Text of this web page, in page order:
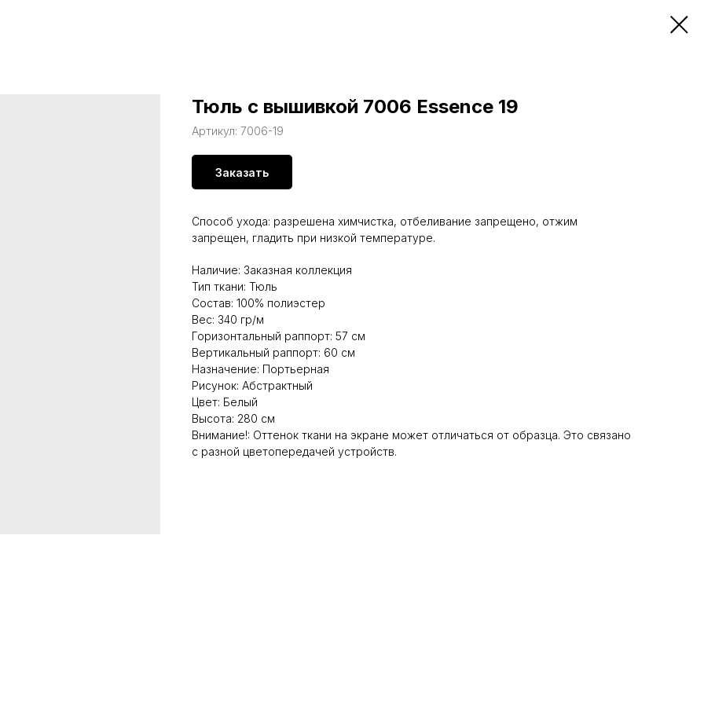
Тюль с вышивкой 7006 Essence 19
Артикул: 7006-19
Заказать
Способ ухода: разрешена химчистка, отбеливание запрещено, отжим
запрещен, гладить при низкой температуре.
Наличие: Заказная коллекция
Тип ткани: Тюль
Состав: 100% полиэстер
Вес: 340 гр/м
Горизонтальный раппорт: 57 см
Вертикальный раппорт: 60 см
Назначение: Портьерная
Рисунок: Абстрактный
Цвет: Белый
Высота: 280 см
Внимание!: Оттенок ткани на экране может отличаться от образца. Это связано
с разной цветопередачей устройств.